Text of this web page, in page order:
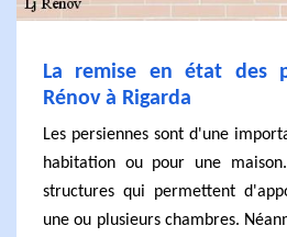
La remise en état des
Rénov à Rigarda
Les persiennes sont d'une
habitation ou pour une
structures qui permettent
une ou plusieurs chambres.